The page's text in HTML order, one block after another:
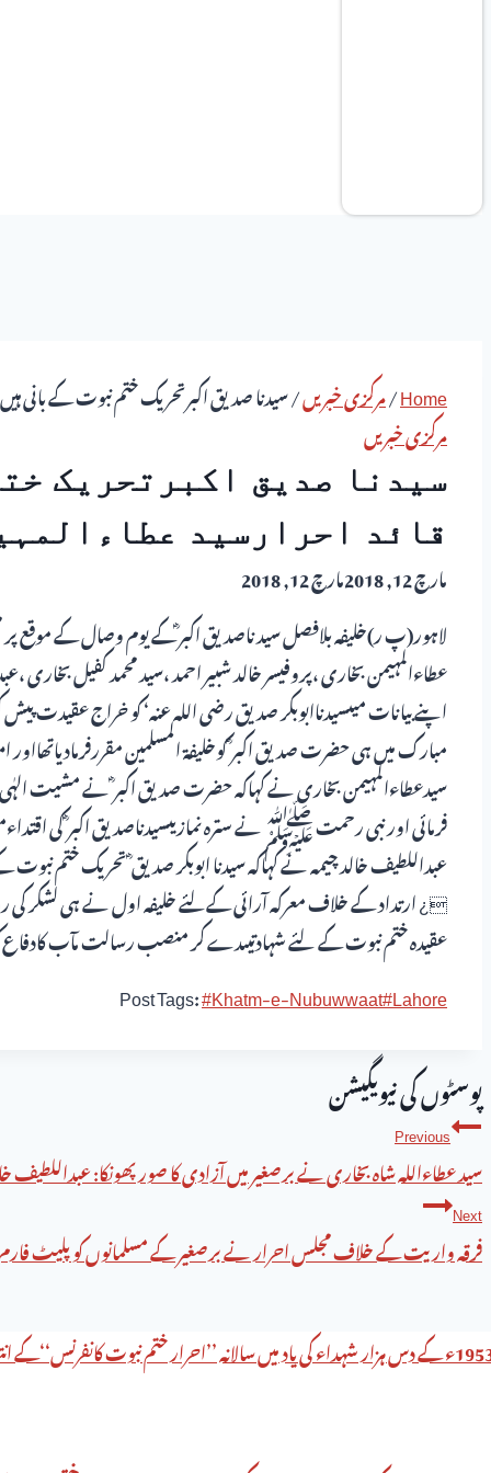
Home
/مرکزی خبریں/سیدنا صدیق اکبرتحریک ختم نبوت کے بانی
مرکزی خبریں
سیدنا صدیق اکبرتحریک
قائد احرارسید
مارچ 12, 2018
مارچ 12, 2018
لاہور(پ ر)خلیفہ بلافصل سید ناصدیق اکبر ؓکے یوم وصال کے موقع
عطاءالمہیمن بخاری ،پروفیسر خالد شبیر احمد ،سید محمد کفیل
اپنے بیانات میںسیدناابوبکر صدیق رضی اللہ عنہ‘ کو خراج
مبارک میں ہی حضرت صدیق اکبر ؓ کوخلیفة المسلمین
فرمائی اور نبی رحمت ﷺ نے سترہ نمازیںسیدناصدیق اکبر ؓ کی
عبداللطیف خالد چیمہ نے کہاکہ سیدنا ابوبکر صدیق ؓ تحریک ختم نبوت
¿ ارتداد کے خلاف معرکہ آرائی کےلئے خلیفہ اول نے ہی لشکر کی
عقیدہ ختم نبوت کے لئے شہادتیںدے کر منصب رسالت مآب کادفاع
Post Tags:#Khatm-e-Nubuwwaat#Lahore
پوسٹوں کی نیویگیشن
Previous
سید عطاءاللہ شاہ بخاری نے برصغیر میں آزادی کا صور پھونکا: عبداللطیف
Next
فرقہ واریت کے خلاف مجلس احرار نے برصغیر کے مسلمانوں کو پلیٹ فارم